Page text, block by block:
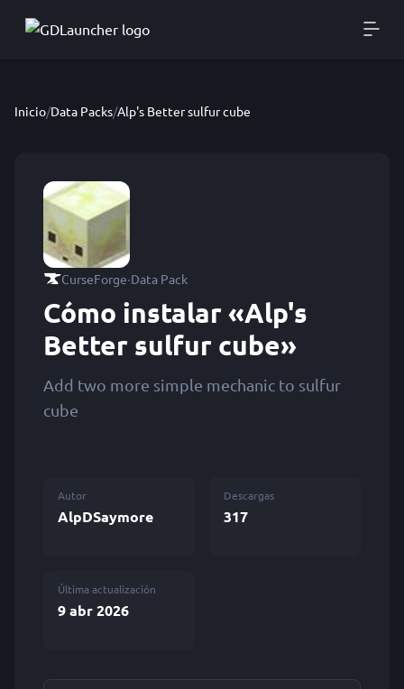
Inicio/Data Packs/Alp's Better sulfur cube
CurseForge·Data Pack
Cómo instalar «Alp's
Better sulfur cube»
Add two more simple mechanic to sulfur
cube
Autor
AlpDSaymore
Descargas
317
Última actualización
9 abr 2026